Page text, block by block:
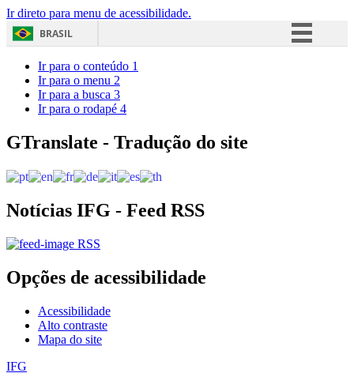
Ir direto para menu de acessibilidade.
BRASIL
Acesso à informação
Ir para o conteúdo 1
Ir para o menu 2
Ir para a busca 3
Ir para o rodapé 4
GTranslate - Tradução do site
Notícias IFG - Feed RSS
RSS
Opções de acessibilidade
Acessibilidade
Alto contraste
Mapa do site
IFG